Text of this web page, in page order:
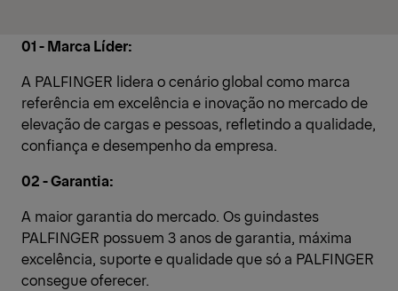
01 - Marca Líder:
A PALFINGER lidera o cenário global como marca
referência em excelência e inovação no mercado de
elevação de cargas e pessoas, refletindo a qualidade,
confiança e desempenho da empresa.
02 - Garantia:
A maior garantia do mercado. Os guindastes
PALFINGER possuem 3 anos de garantia, máxima
excelência, suporte e qualidade que só a PALFINGER
consegue oferecer.